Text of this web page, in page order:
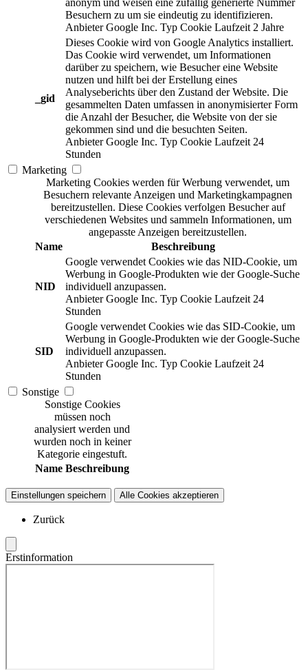
anonym und weisen eine zufällig generierte Nummer
Besuchern zu um sie eindeutig zu identifizieren.
Anbieter Google Inc. Typ Cookie Laufzeit 2 Jahre
_gid
Dieses Cookie wird von Google Analytics installiert.
Das Cookie wird verwendet, um Informationen
darüber zu speichern, wie Besucher eine Website
nutzen und hilft bei der Erstellung eines
Analyseberichts über den Zustand der Website. Die
gesammelten Daten umfassen in anonymisierter Form
die Anzahl der Besucher, die Website von der sie
gekommen sind und die besuchten Seiten.
Anbieter Google Inc. Typ Cookie Laufzeit 24
Stunden
Marketing
Marketing Cookies werden für Werbung verwendet, um
Besuchern relevante Anzeigen und Marketingkampagnen
bereitzustellen. Diese Cookies verfolgen Besucher auf
verschiedenen Websites und sammeln Informationen, um
angepasste Anzeigen bereitzustellen.
Name
Beschreibung
NID
Google verwendet Cookies wie das NID-Cookie, um
Werbung in Google-Produkten wie der Google-Suche
individuell anzupassen.
Anbieter Google Inc. Typ Cookie Laufzeit 24
Stunden
SID
Google verwendet Cookies wie das SID-Cookie, um
Werbung in Google-Produkten wie der Google-Suche
individuell anzupassen.
Anbieter Google Inc. Typ Cookie Laufzeit 24
Stunden
Sonstige
Sonstige Cookies
müssen noch
analysiert werden und
wurden noch in keiner
Kategorie eingestuft.
Name Beschreibung
Einstellungen speichern Alle Cookies akzeptieren
Zurück
Erstinformation